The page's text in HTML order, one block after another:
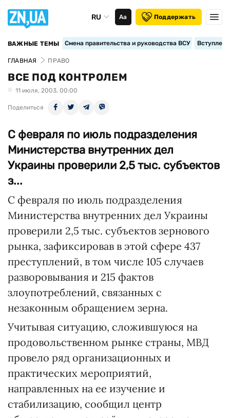
RU Аа Поддержать
ВАЖНЫЕ ТЕМЫ Смена правительства и руководства ВСУ
ГЛАВНАЯ ПРАВО
ВСЕ ПОД КОНТРОЛЕМ
11 июля, 2003, 00:00
Поделиться
С февраля по июль подразделения
Министерства внутренних дел
Украины проверили 2,5 тыс. субъектов
з...
С февраля по июль подразделения
Министерства внутренних дел Украины
проверили 2,5 тыс. субъектов зернового
рынка, зафиксировав в этой сфере 437
преступлений, в том числе 105 случаев
разворовывания и 215 фактов
злоупотреблений, связанных с
незаконным обращением зерна.
Учитывая ситуацию, сложившуюся на
продовольственном рынке страны, МВД
провело ряд организационных и
практических мероприятий,
направленных на ее изучение и
стабилизацию, сообщил центр